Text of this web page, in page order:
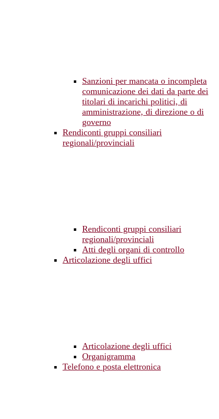
Sanzioni per mancata o incompleta
comunicazione dei dati da parte dei
titolari di incarichi politici, di
amministrazione, di direzione o di
governo
Rendiconti gruppi consiliari
regionali/provinciali
Rendiconti gruppi consiliari
regionali/provinciali
Atti degli organi di controllo
Articolazione degli uffici
Articolazione degli uffici
Organigramma
Telefono e posta elettronica